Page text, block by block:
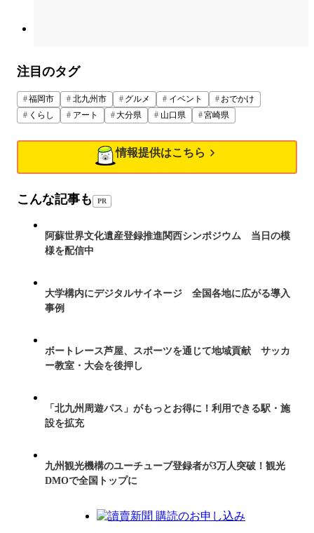
注目のタグ
福岡市 北九州市 グルメ イベント
おでかけ
くらし
アート 大分県 山口県 宮崎県
情報提供はこちら
こんな記事も PR
阿蘇世界文化遺産登録推進関西シンポジウム 当日の模
様を配信中
大学構内にデジタルサイネージ 全国各地に広がる導入
事例
ボートレース芦屋、スポーツを通じて地域貢献 サッカ
ー教室・大会を後押し
「北九州周遊パス」がもっとお得に！利用できる駅・施
設を拡充
九州観光機構のユーチューブ登録者が3万人突破！観光
DMOで全国トップに